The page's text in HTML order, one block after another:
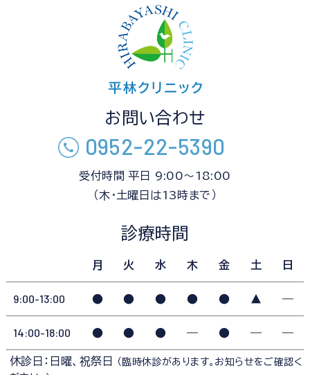
お問い合わせ
0952-22-5390
受付時間 平日 9:00～18:00
（木・土曜日は13時まで）
診療時間
月 火 水 木 金 土 日
9:00-13:00 ● ● ● ● ● ▲ ―
14:00-18:00 ● ● ● ― ● ― ―
休診日：日曜、祝祭日
（臨時休診があります。お知らせをご確認く